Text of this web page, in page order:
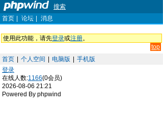
搜索
首页
论坛 消息
使用此功能，请先登录或注册。
top
首页
个人空间 电脑版
手机版
登录
在线人数:1166(0会员)
2026-08-06 21:21
Powered By phpwind